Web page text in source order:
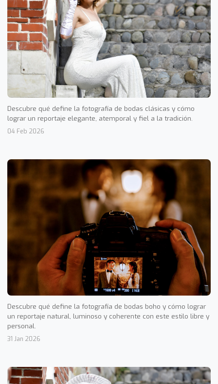
Descubre qué define la fotografía de bodas clásicas y cómo
lograr un reportaje elegante, atemporal y fiel a la tradición.
04 Feb 2026
Descubre qué define la fotografía de bodas boho y cómo lograr
un reportaje natural, luminoso y coherente con este estilo libre y
personal.
31 Jan 2026